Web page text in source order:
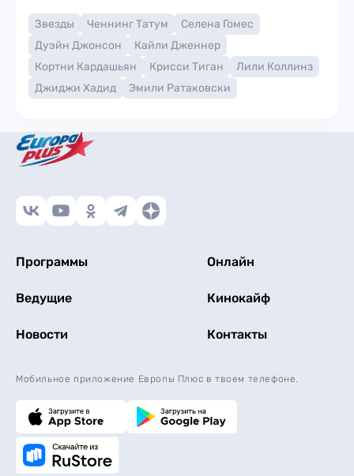
Звезды Ченнинг Татум
Селена Гомес
Дуэйн Джонсон
Кайли Дженнер
Кортни Кардашьян
Крисси Тиган
Лили Коллинз
Джиджи Хадид
Эмили Ратаковски
Программы Онлайн
Ведущие Кинокайф
Новости Контакты
Мобильное приложение Европы Плюс в твоем телефоне.